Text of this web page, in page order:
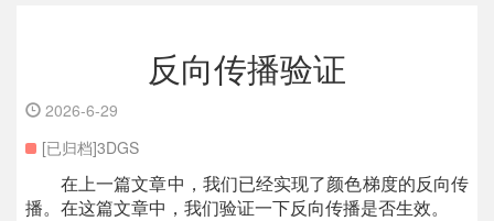
反向传播验证
2026-6-29
[已归档]3DGS
在上一篇文章中，我们已经实现了颜色梯度的反向传
播。在这篇文章中，我们验证一下反向传播是否生效。